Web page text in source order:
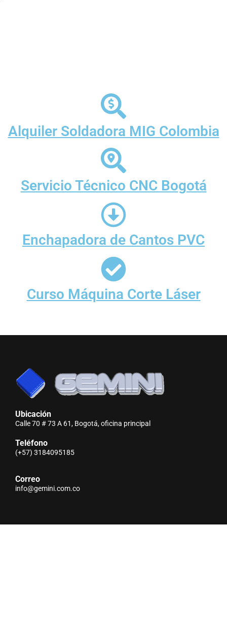
Alquiler Soldadora MIG Colombia
Servicio Técnico CNC Bogotá
Enchapadora de Cantos PVC
Curso Máquina Corte Láser
Ubicación
Calle 70 # 73 A 61, Bogotá, oficina principal
Teléfono
(+57) 3184095185
Correo
info@gemini.com.co